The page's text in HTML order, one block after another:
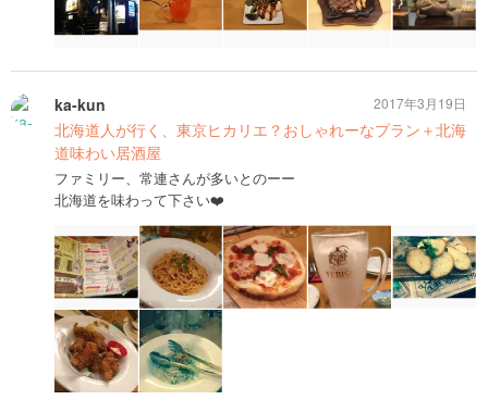
ka-kun
北海道人が行く、東京ヒカリエ？おしゃれーなプラン＋北海
道味わい居酒屋
ファミリー、常連さんが多いとのーー
北海道を味わって下さい❤️
2017年3月19日